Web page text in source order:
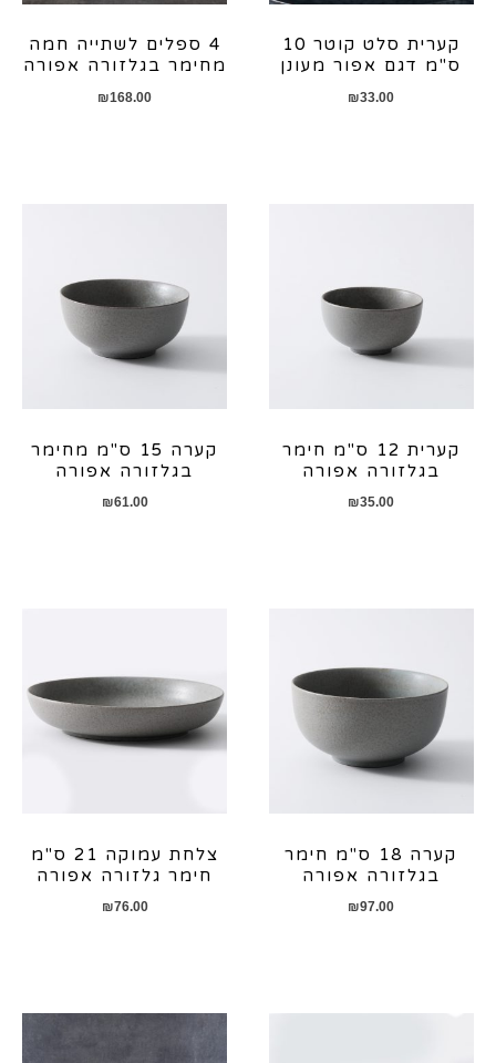
קערית סלט קוטר 10
ס"מ דגם אפור מעונן
₪33.00
4 ספלים לשתייה חמה
מחימר בגלזורה אפורה
₪168.00
קערית 12 ס"מ חימר
בגלזורה אפורה
₪35.00
קערה 15 ס"מ מחימר
בגלזורה אפורה
₪61.00
קערה 18 ס"מ חימר
בגלזורה אפורה
₪97.00
צלחת עמוקה 21 ס"מ
חימר גלזורה אפורה
₪76.00